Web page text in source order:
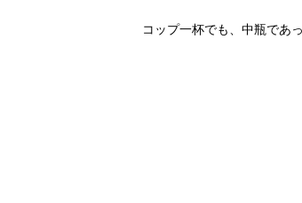
Amazonで見る
コップ一杯でも、中瓶であっ